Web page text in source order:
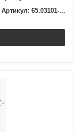
Артикул: 65.03101-...